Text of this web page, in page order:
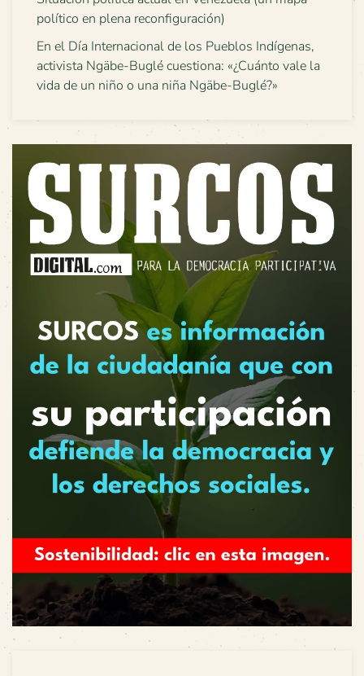
político en plena reconfiguración)
En el Día Internacional de los Pueblos Indígenas,
activista Ngäbe-Buglé cuestiona: «¿Cuánto vale la
vida de un niño o una niña Ngäbe-Buglé?»